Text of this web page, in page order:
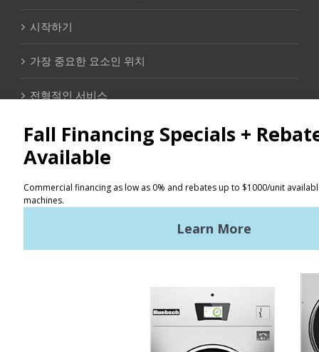
시작하기
가장 중요한 요소인 위치
전형적인 서비스
연락처
위치 찾기